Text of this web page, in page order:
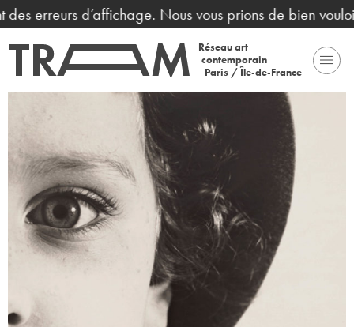
erreurs d’affichage. Nous vous prions de bien
Réseau art
contemporain
Paris / Île-de-France